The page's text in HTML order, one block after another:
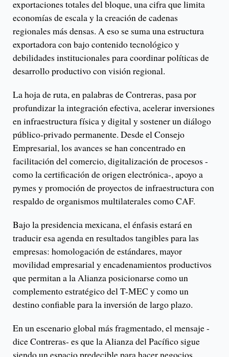
exportaciones totales del bloque, una cifra que limita
economías de escala y la creación de cadenas
regionales más densas. A eso se suma una estructura
exportadora con bajo contenido tecnológico y
debilidades institucionales para coordinar políticas de
desarrollo productivo con visión regional.
La hoja de ruta, en palabras de Contreras, pasa por
profundizar la integración efectiva, acelerar inversiones
en infraestructura física y digital y sostener un diálogo
público-privado permanente. Desde el Consejo
Empresarial, los avances se han concentrado en
facilitación del comercio, digitalización de procesos -
como la certificación de origen electrónica-, apoyo a
pymes y promoción de proyectos de infraestructura con
respaldo de organismos multilaterales como CAF.
Bajo la presidencia mexicana, el énfasis estará en
traducir esa agenda en resultados tangibles para las
empresas: homologación de estándares, mayor
movilidad empresarial y encadenamientos productivos
que permitan a la Alianza posicionarse como un
complemento estratégico del T-MEC y como un
destino confiable para la inversión de largo plazo.
En un escenario global más fragmentado, el mensaje -
dice Contreras- es que la Alianza del Pacífico sigue
siendo un espacio predecible para hacer negocios,